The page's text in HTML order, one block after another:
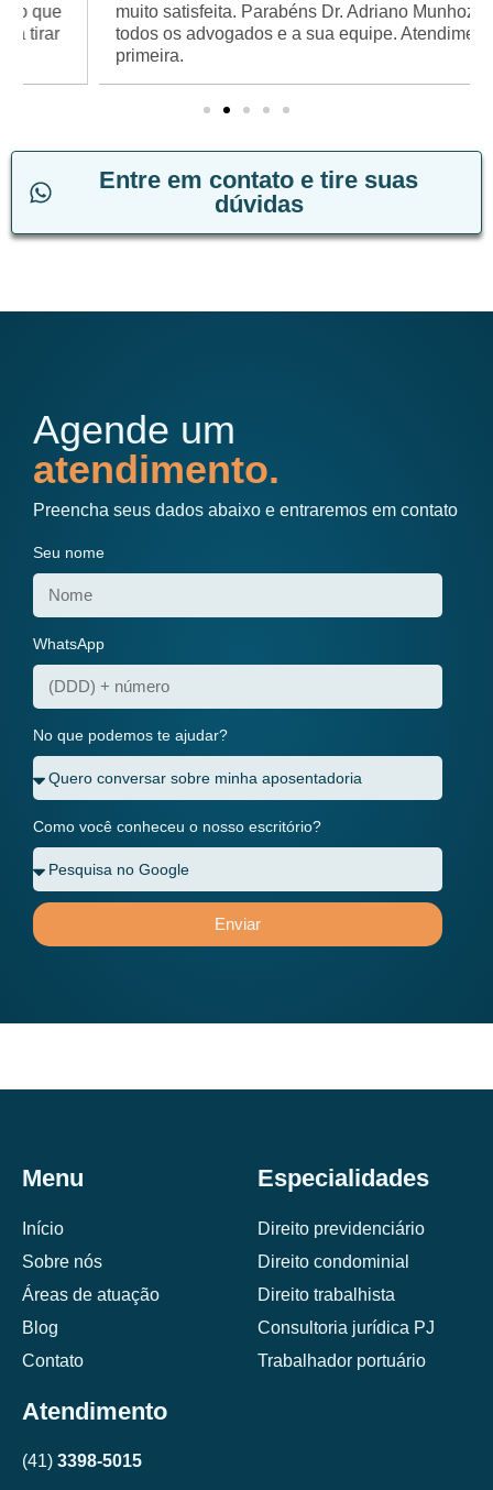
muito satisfeita. Parabéns Dr. Adriano Munhoz, a
todos os advogados e a sua equipe. Atendimento de
Entre em contato e tire suas
dúvidas
Agende um
atendimento.
Preencha seus dados abaixo e entraremos em contato
Seu nome
WhatsApp
No que podemos te ajudar?
Como você conheceu o nosso escritório?
Enviar
Menu
Início
Sobre nós
Áreas de atuação
Blog
Contato
Especialidades
Direito previdenciário
Direito condominial
Direito trabalhista
Consultoria jurídica PJ
Trabalhador portuário
Atendimento
(41) 3398-5015